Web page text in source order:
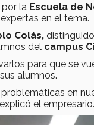
la Escuela de
en el tema.
Colás,
del campus
para que se
alumnos.
problemáticas en
explicó el empresario.